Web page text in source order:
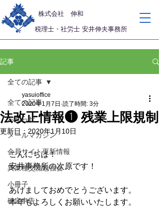
​株式会社 伸和
税理士・社労士 安井伸夫事務所
記事
全ての記事
お知らせ
メールマガジン
会員サイト更新情報
異業種交流勉強会
小冊子
確定申告
全ての記事
法改正情報❶ 残業上限規制
yasuioffice
2020年1月7日 読了時間: 3分
更新日： 2020年1月10日
こんにちは！
安井事務所の次原です！
あけましておめでとうございます。
本年もよろしくお願いいたします。